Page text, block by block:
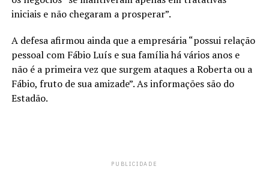
iniciais e não chegaram a prosperar”.
A defesa afirmou ainda que a empresária “possui relação
pessoal com Fábio Luís e sua família há vários anos e
não é a primeira vez que surgem ataques a Roberta ou a
Fábio, fruto de sua amizade”. As informações são do
Estadão.
PUBLICIDADE